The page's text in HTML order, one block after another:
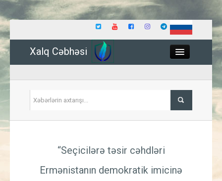
Xalq Cəbhəsi
İqtisadiyyat
“Seçicilərə təsir cəhdləri
Ermənistanın demokratik imicinə